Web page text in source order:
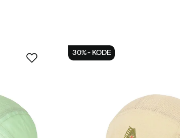
30% - KODE